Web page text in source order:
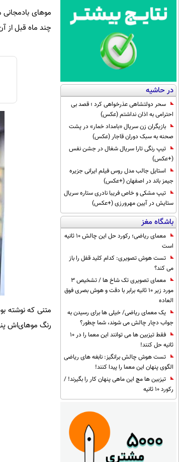
در حاشیه
سحر دولتشاهی عذرخواهی کرد ؛ قصد بی
احترامی به اذان نداشتم (عکس)
بازیگران زن سریال «بامداد خمار» در پشت
صحنه به سبک دوران قاجار (عکس)
تیپ رنگی تارا سریال شغال در جشن نفس
(+عکس)
استایل جالب مدل روس فیلم ایرانی جزیره
جیمز باند در اصفهان (+عکس)
تیپ مشکی و خاص فریبا نادری ستاره سریال
ستایش در آیین مهرورزی (+عکس)
باشگاه مغز
معمای ریاضی؛ رکورد حل این چالش 10 ثانیه
است
تست هوش تصویری: کدام کلید قفل را باز
می کند؟
معمای تصویری تک شاخ ها / تشخیص 3
مورد زیر 10 ثانیه برابر با دقت و هوش بصری فوق
العاده
یک معمای ریاضی/ خیلی ها برای رسیدن به
جواب دچار چالش می شوند، شما چطور؟
فقط تیزبین ها می توانند این معما را در 10
ثانیه حل کنند!
تست هوش چالش برانگیز: نابغه های ریاضی
الگوی پنهان این معما را پیدا کنند!
تیزبین ها مچ این ماهی پنهان کار را بگیرند! /
رکورد 10 ثانیه
چند ماه قبل از
رنگ موهای‌اش